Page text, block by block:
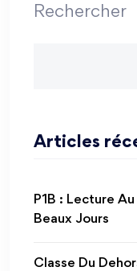
Rechercher
Articles
P1B : Lecture
Beaux Jours
Classe Du